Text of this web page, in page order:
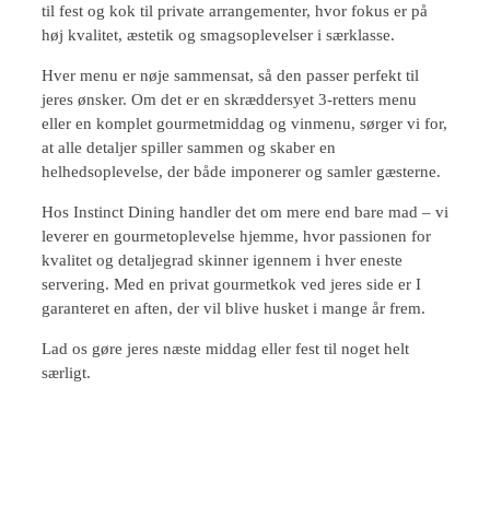
til fest og kok til private arrangementer, hvor fokus er på
høj kvalitet, æstetik og smagsoplevelser i særklasse.
Hver menu er nøje sammensat, så den passer perfekt til
jeres ønsker. Om det er en skræddersyet 3-retters menu
eller en komplet gourmetmiddag og vinmenu, sørger vi for,
at alle detaljer spiller sammen og skaber en
helhedsoplevelse, der både imponerer og samler gæsterne.
Hos Instinct Dining handler det om mere end bare mad – vi
leverer en gourmetoplevelse hjemme, hvor passionen for
kvalitet og detaljegrad skinner igennem i hver eneste
servering. Med en privat gourmetkok ved jeres side er I
garanteret en aften, der vil blive husket i mange år frem.
Lad os gøre jeres næste middag eller fest til noget helt
særligt.